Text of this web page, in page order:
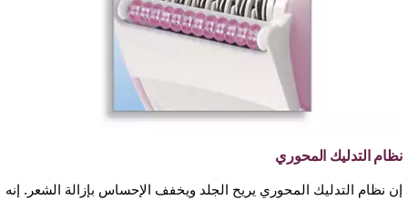
نظام التدليك المحوري
إن نظام التدليك المحوري يريح الجلد ويخفف الإحساس بإزالة الشعر. إنه